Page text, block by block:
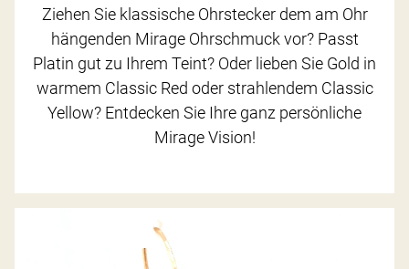
Ziehen Sie klassische Ohrstecker dem am Ohr
hängenden Mirage Ohrschmuck vor? Passt
Platin gut zu Ihrem Teint? Oder lieben Sie Gold in
warmem Classic Red oder strahlendem Classic
Yellow? Entdecken Sie Ihre ganz persönliche
Mirage Vision!